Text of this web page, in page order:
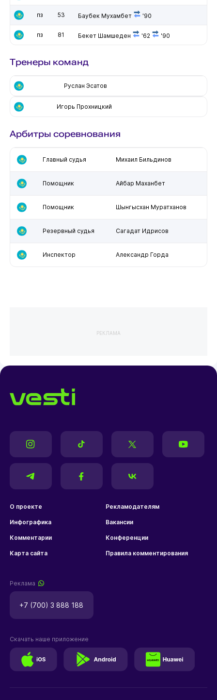
пз 53 Баубек Мухамбет '90
пз 81 Бекет Шамшеден '62 '90
Тренеры команд
Руслан Эсатов
Игорь Прохницкий
Арбитры соревнования
Главный судья Михаил Бильдинов
Помощник Айбар Маханбет
Помощник Шынгысхан Муратханов
Резервный судья Сагадат Идрисов
Инспектор Александр Горда
РЕКЛАМА
О проекте Рекламодателям
Инфографика Вакансии
Комментарии Конференции
Карта сайта Правила комментирования
Реклама
+7 (700) 3 888 188
Скачать наше приложение